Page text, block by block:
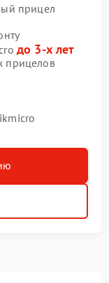
прицел
до 3-х лет
прицелов